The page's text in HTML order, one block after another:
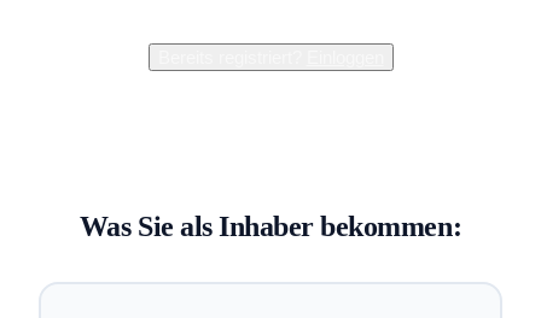
Was Sie als Inhaber bekommen: